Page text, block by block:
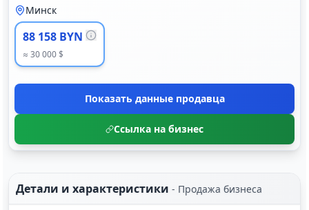
Минск
88 158 BYN
≈ 30 000 $
Показать данные продавца
Ссылка на бизнес
Детали и характеристики - Продажа бизнеса